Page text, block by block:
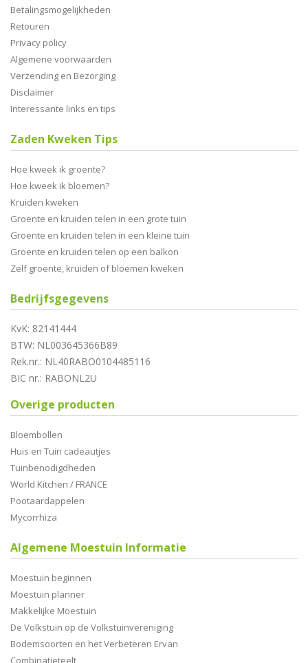
Betalingsmogelijkheden
Retouren
Privacy policy
Algemene voorwaarden
Verzending en Bezorging
Disclaimer
Interessante links en tips
Zaden Kweken Tips
Hoe kweek ik groente?
Hoe kweek ik bloemen?
Kruiden kweken
Groente en kruiden telen in een grote tuin
Groente en kruiden telen in een kleine tuin
Groente en kruiden telen op een balkon
Zelf groente, kruiden of bloemen kweken
Bedrijfsgegevens
KvK: 82141444
BTW: NL003645366B89
Rek.nr.: NL40RABO0104485116
BIC nr.: RABONL2U
Overige producten
Bloembollen
Huis en Tuin cadeautjes
Tuinbenodigdheden
World Kitchen / FRANCE
Pootaardappelen
Mycorrhiza
Algemene Moestuin Informatie
Moestuin beginnen
Moestuin planner
Makkelijke Moestuin
De Volkstuin op de Volkstuinvereniging
Bodemsoorten en het Verbeteren Ervan